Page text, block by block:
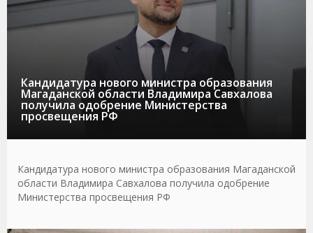
Кандидатура нового министра образования
Магаданской области Владимира Савхалова
получила одобрение Министерства
просвещения РФ
Кандидатура нового министра образования Магаданской
области Владимира Савхалова получила одобрение
Министерства просвещения РФ